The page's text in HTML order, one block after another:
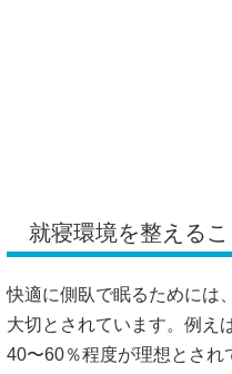
就寝環境を整える
快適に側臥で眠るためには
大切とされています。例え
40〜60％程度が理想とさ